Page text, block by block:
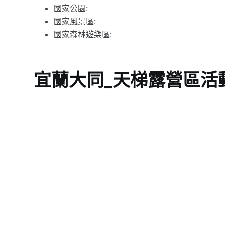
國家公園:
國家風景區:
國家森林遊樂區:
宜蘭大同_天梯露營區活